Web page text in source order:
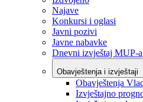
Aktuelno
Sve vijesti
Izdvojeno
Najave
Konkursi i oglasi
Javni pozivi
Javne nabavke
Dnevni izvještaj MUP-a